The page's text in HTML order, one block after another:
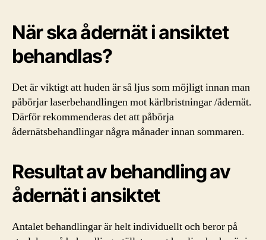
När ska ådernät i ansiktet
behandlas?
Det är viktigt att huden är så ljus som möjligt innan man
påbörjar laserbehandlingen mot kärlbristningar /ådernät.
Därför rekommenderas det att påbörja
ådernätsbehandlingar några månader innan sommaren.
Resultat av behandling av
ådernät i ansiktet
Antalet behandlingar är helt individuellt och beror på